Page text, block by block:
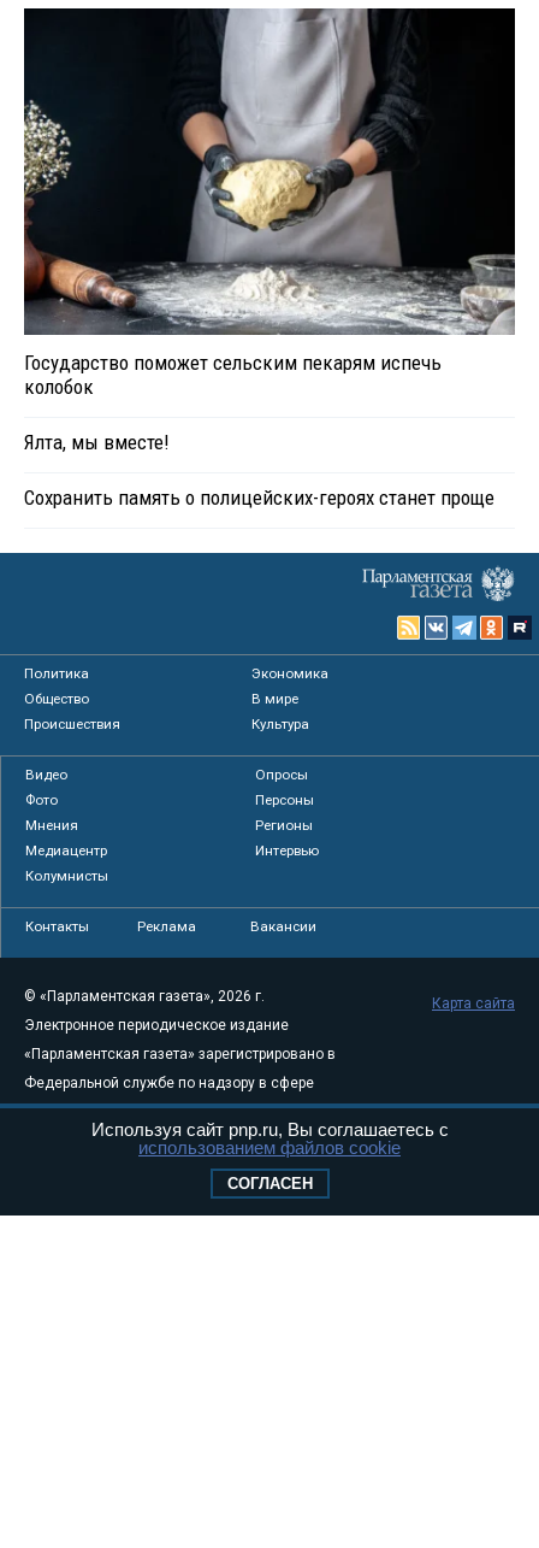
Государство поможет сельским пекарям испечь
колобок
Ялта, мы вместе!
Сохранить память о полицейских-героях станет проще
Политика
Экономика
Общество
В мире
Происшествия
Культура
Видео
Опросы
Фото
Персоны
Мнения
Регионы
Медиацентр
Интервью
Колумнисты
Контакты Реклама Вакансии
© «Парламентская газета», 2026 г.
Электронное периодическое издание
«Парламентская газета» зарегистрировано в
Федеральной службе по надзору в сфере
связи, информационных технологий и
массовых коммуникаций (Роскомнадзор) 05
Свидетельство о регистрации Эл № ФС77-
Карта сайта
Используя сайт pnp.ru, Вы соглашаетесь с
использованием файлов cookie
СОГЛАСЕН